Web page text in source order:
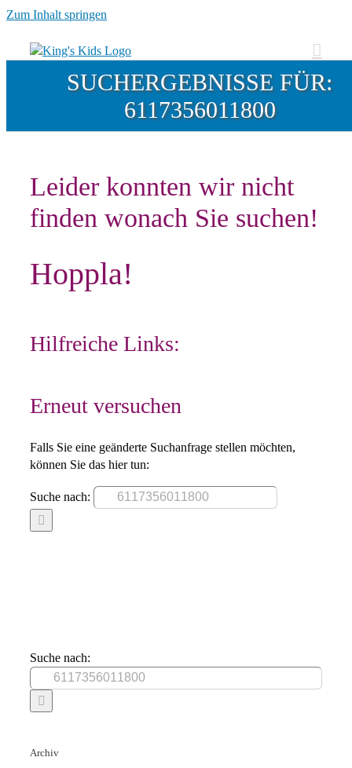
Zum Inhalt springen
SUCHERGEBNISSE FÜR:
6117356011800
Leider konnten wir nicht
finden wonach Sie suchen!
Hoppla!
Hilfreiche Links:
Erneut versuchen
Falls Sie eine geänderte Suchanfrage stellen möchten,
können Sie das hier tun:
Suche nach:
Suche nach:
Archiv